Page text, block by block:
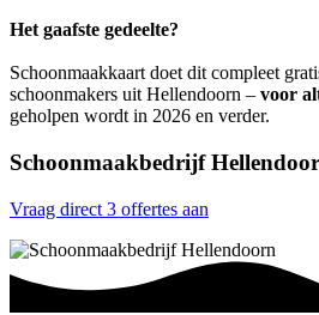
Het gaafste gedeelte?
Schoonmaakkaart doet dit compleet
schoonmakers uit Hellendoorn – voor
geholpen wordt in 2026 en verder.
Schoonmaakbedrijf
Vraag direct 3 offertes aan